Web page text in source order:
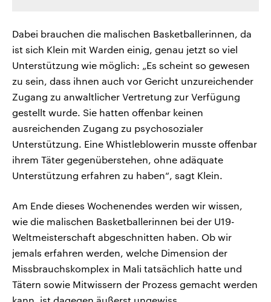
Dabei brauchen die malischen Basketballerinnen, da
ist sich Klein mit Warden einig, genau jetzt so viel
Unterstützung wie möglich: „Es scheint so gewesen
zu sein, dass ihnen auch vor Gericht unzureichender
Zugang zu anwaltlicher Vertretung zur Verfügung
gestellt wurde. Sie hatten offenbar keinen
ausreichenden Zugang zu psychosozialer
Unterstützung. Eine Whistleblowerin musste offenbar
ihrem Täter gegenüberstehen, ohne adäquate
Unterstützung erfahren zu haben“, sagt Klein.
Am Ende dieses Wochenendes werden wir wissen,
wie die malischen Basketballerinnen bei der U19-
Weltmeisterschaft abgeschnitten haben. Ob wir
jemals erfahren werden, welche Dimension der
Missbrauchskomplex in Mali tatsächlich hatte und
Tätern sowie Mitwissern der Prozess gemacht werden